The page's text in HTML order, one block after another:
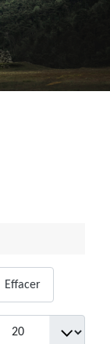
Effacer
Afficher #